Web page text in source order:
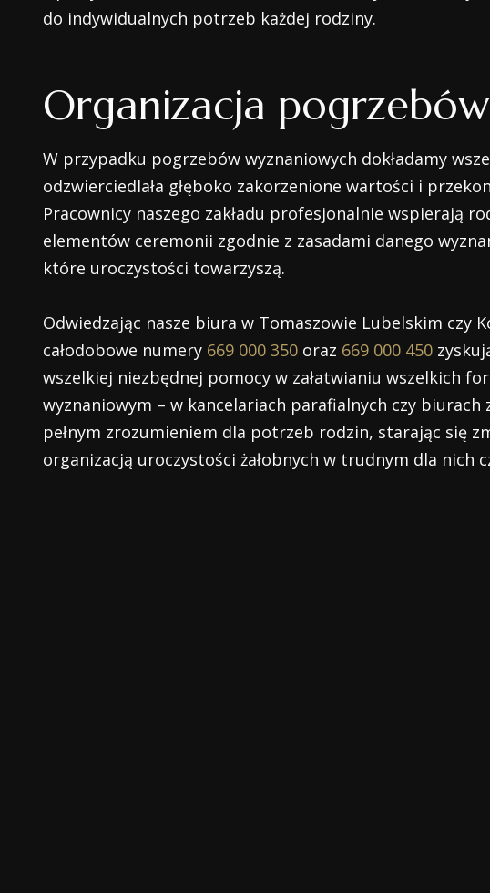
do indywidualnych potrzeb każdej rodziny.
Organizacja
W przypadku pogrzebów wyznaniowych dokładamy
odzwierciedlała głęboko zakorzenione wartości i
Pracownicy naszego zakładu profesjonalnie wspierają
elementów ceremonii zgodnie z zasadami danego
które uroczystości towarzyszą.
Odwiedzając nasze biura w Tomaszowie Lubelskim czy
całodobowe numery 669 000 350 oraz 669 000 450
wszelkiej niezbędnej pomocy w załatwianiu wszelkich
wyznaniowym – w kancelariach parafialnych czy biurach
pełnym zrozumieniem dla potrzeb rodzin, starając się
organizacją uroczystości żałobnych w trudnym dla nich